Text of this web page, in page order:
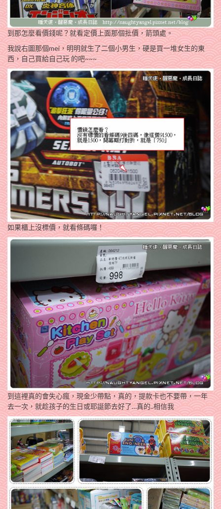
到那怎麼看價錢呢？就看定價上面那個批價，箭頭處。
我說右圖那個mei，明明就生了二個小男生，硬是買一堆女生的東
西，自己買給自己玩 的吧~~~
如果櫃上沒標價，就看條碼囉！
到這裡真的會失心瘋，現金少帶點，真的，提款卡也不要帶，一年
去一次，就趁孩子的生日或耶誕節去好了…真的..相信我